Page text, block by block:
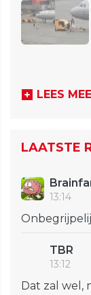
LEES
LAATSTE
13:14
TBR
13:12
Dat zal wel,